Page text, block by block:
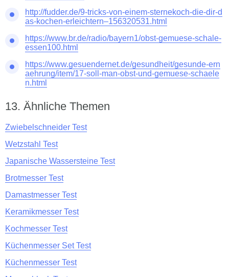
http://fudder.de/9-tricks-von-einem-sternekoch-die-dir-d
as-kochen-erleichtern–156320531.html
https://www.br.de/radio/bayern1/obst-gemuese-schale-
essen100.html
https://www.gesuendernet.de/gesundheit/gesunde-ern
aehrung/item/17-soll-man-obst-und-gemuese-schaele
n.html
Ähnliche Themen
Zwiebelschneider Test
Wetzstahl Test
Japanische Wassersteine Test
Brotmesser Test
Damastmesser Test
Keramikmesser Test
Kochmesser Test
Küchenmesser Set Test
Küchenmesser Test